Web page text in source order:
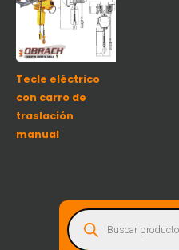
B
ú
s
q
u
Tecle eléctrico
con carro de
traslación
manual